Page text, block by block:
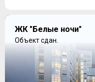
ЖК "Белые ночи"
Объект сдан.